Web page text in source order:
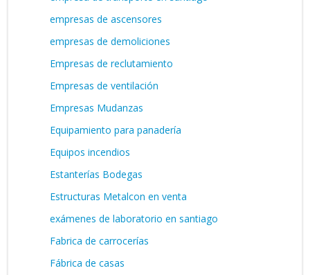
empresas de ascensores
empresas de demoliciones
Empresas de reclutamiento
Empresas de ventilación
Empresas Mudanzas
Equipamiento para panadería
Equipos incendios
Estanterías Bodegas
Estructuras Metalcon en venta
exámenes de laboratorio en santiago
Fabrica de carrocerías
Fábrica de casas